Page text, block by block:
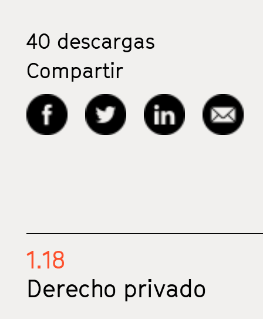
40 descargas
Compartir
1.18
Derecho privado